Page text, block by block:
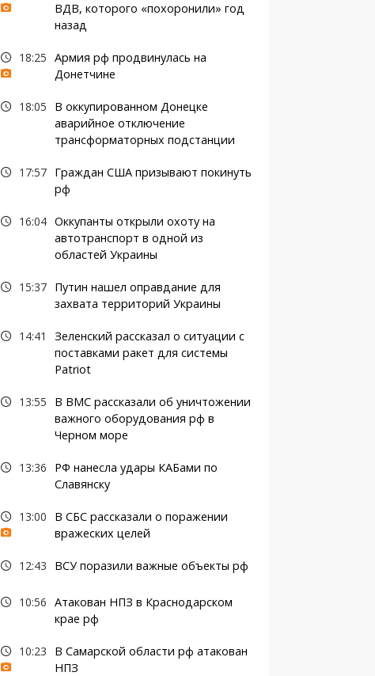
ВДВ, которого «похоронили» год
назад
18:25 Армия рф продвинулась на
Донетчине
18:05
В оккупированном Донецке
аварийное отключение
трансформаторных подстанции
17:57
Граждан США призывают покинуть
рф
16:04 Оккупанты открыли охоту на
автотранспорт в одной из
областей Украины
15:37
Путин нашел оправдание для
захвата территорий Украины
14:41
Зеленский рассказал о ситуации с
поставками ракет для системы
Patriot
13:55
В ВМС рассказали об уничтожении
важного оборудования рф в
Черном море
13:36
РФ нанесла удары КАБами по
Славянску
13:00
В СБС рассказали о поражении
вражеских целей
12:43 ВСУ поразили важные объекты рф
10:56 Атакован НПЗ в Краснодарском
крае рф
10:23
В Самарской области рф атакован
НПЗ